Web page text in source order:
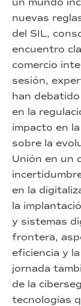
nuevas
del SIL,
encuentro
comercio
sesión,
han
en la
impacto en
sobre la
Unión en un
en la
la
y sistemas
frontera,
eficiencia y
jornada
de la
tecnologías